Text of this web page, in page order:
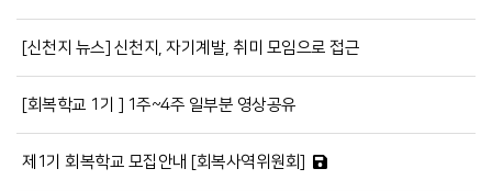
[신천지 뉴스] 신천지, 자기계발, 취미 모임으로 접근
[회복학교 1기 ] 1주~4주 일부분 영상공유
제1기 회복학교 모집안내 [회복사역위원회]